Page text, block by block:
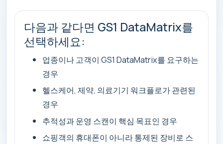
다음과 같다면 GS1 DataMatrix를
선택하세요:
업종이나 고객이 GS1 DataMatrix를 요구하는
경우
헬스케어, 제약, 의료기기 워크플로가 관련된
경우
추적성과 운영 스캔이 핵심 목표인 경우
쇼핑객의 휴대폰이 아니라 통제된 장비로 스